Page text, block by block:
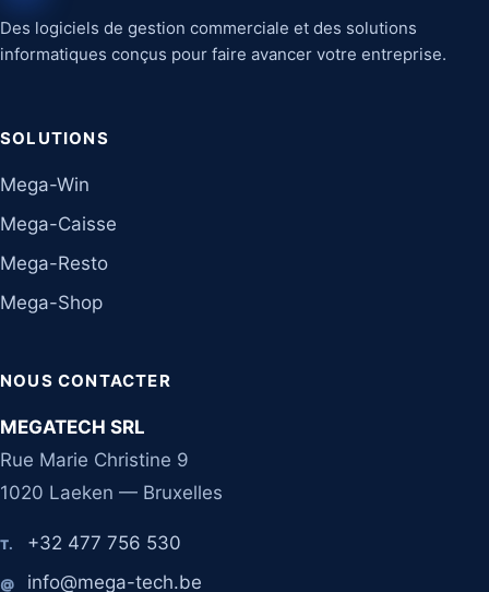
Des logiciels de gestion commerciale et des solutions
informatiques conçus pour faire avancer votre entreprise.
SOLUTIONS
Mega-Win
Mega-Caisse
Mega-Resto
Mega-Shop
NOUS CONTACTER
MEGATECH SRL
Rue Marie Christine 9
1020 Laeken — Bruxelles
T. +32 477 756 530
@ info@mega-tech.be